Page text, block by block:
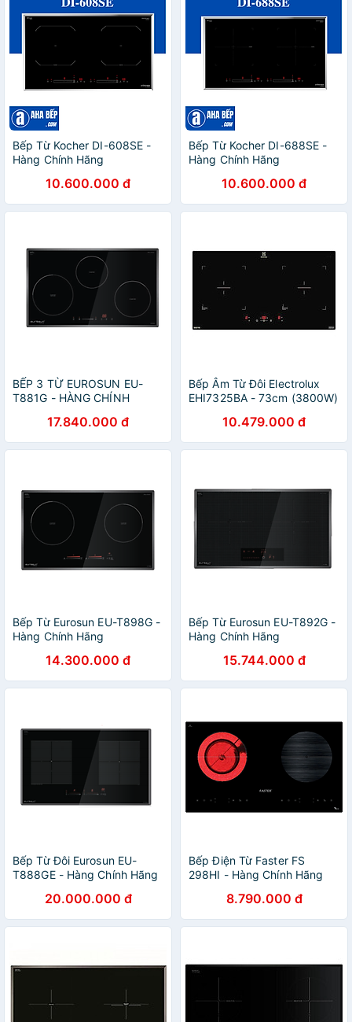
Bếp Từ Kocher DI-608SE -
Hàng Chính Hãng
10.600.000 đ
Bếp Từ Kocher DI-688SE -
Hàng Chính Hãng
10.600.000 đ
BẾP 3 TỪ EUROSUN EU-
T881G - HÀNG CHÍNH
17.840.000 đ
Bếp Âm Từ Đôi Electrolux
EHI7325BA - 73cm (3800W)
10.479.000 đ
Bếp Từ Eurosun EU-T898G -
Hàng Chính Hãng
14.300.000 đ
Bếp Từ Eurosun EU-T892G -
Hàng Chính Hãng
15.744.000 đ
Bếp Từ Đôi Eurosun EU-
T888GE - Hàng Chính Hãng
20.000.000 đ
Bếp Điện Từ Faster FS
298HI - Hàng Chính Hãng
8.790.000 đ